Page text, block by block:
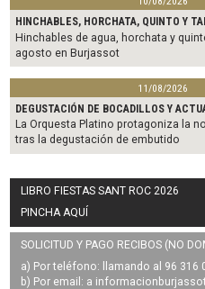
HINCHABLES, HORCHATA, QUINTO Y
Hinchables de agua, horchata y
agosto en Burjassot
11/08/2026
DEGUSTACIÓN DE BOCADILLOS Y
La Orquesta Platino protagoniza la
tras la degustación de embutido
LIBRO FIESTAS SANT ROC 2026
PINCHA AQUÍ
SOLICITUD Y PAGO RECIBOS (NO
a) Por teléfono: llamando al 96 316
b) Por email: a